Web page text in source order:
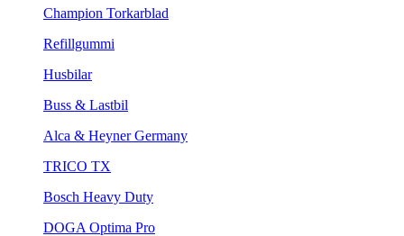
Champion Torkarblad
Refillgummi
Husbilar
Buss & Lastbil
Alca & Heyner Germany
TRICO TX
Bosch Heavy Duty
DOGA Optima Pro